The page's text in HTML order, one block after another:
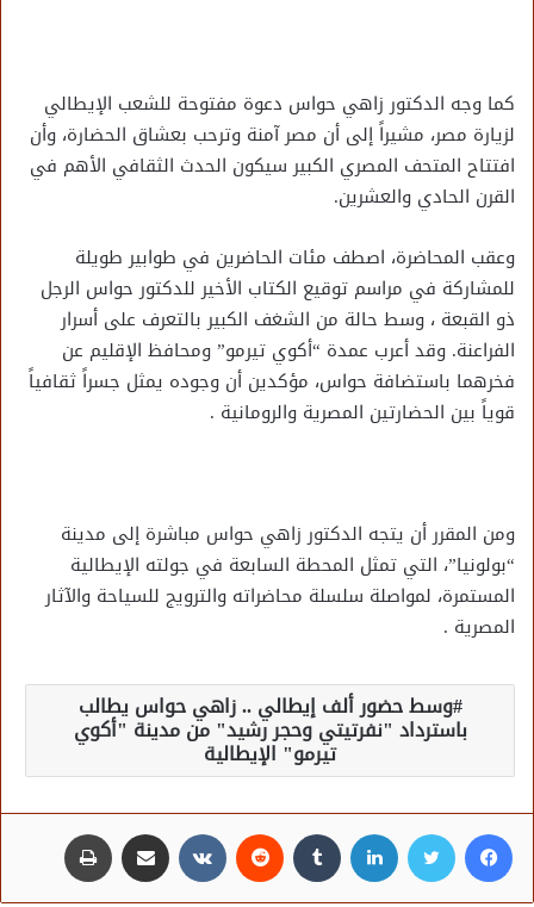
كما وجه الدكتور زاهي حواس دعوة مفتوحة للشعب الإيطالي
لزيارة مصر، مشيراً إلى أن مصر آمنة وترحب بعشاق الحضارة، وأن
افتتاح المتحف المصري الكبير سيكون الحدث الثقافي الأهم في
القرن الحادي والعشرين.
وعقب المحاضرة، اصطف مئات الحاضرين في طوابير طويلة
للمشاركة في مراسم توقيع الكتاب الأخير للدكتور حواس الرجل
ذو القبعة ، وسط حالة من الشغف الكبير بالتعرف على أسرار
الفراعنة. وقد أعرب عمدة “أكوي تيرمو” ومحافظ الإقليم عن
فخرهما باستضافة حواس، مؤكدين أن وجوده يمثل جسراً ثقافياً
قوياً بين الحضارتين المصرية والرومانية .
ومن المقرر أن يتجه الدكتور زاهي حواس مباشرة إلى مدينة
“بولونيا”، التي تمثل المحطة السابعة في جولته الإيطالية
المستمرة، لمواصلة سلسلة محاضراته والترويج للسياحة والآثار
المصرية .
وسط حضور ألف إيطالي .. زاهي حواس يطالب
باسترداد "نفرتيتي وحجر رشيد" من مدينة "أكوي
تيرمو" الإيطالية
فيسبوك تويتر لينكدإن مشاركة عبر البريد